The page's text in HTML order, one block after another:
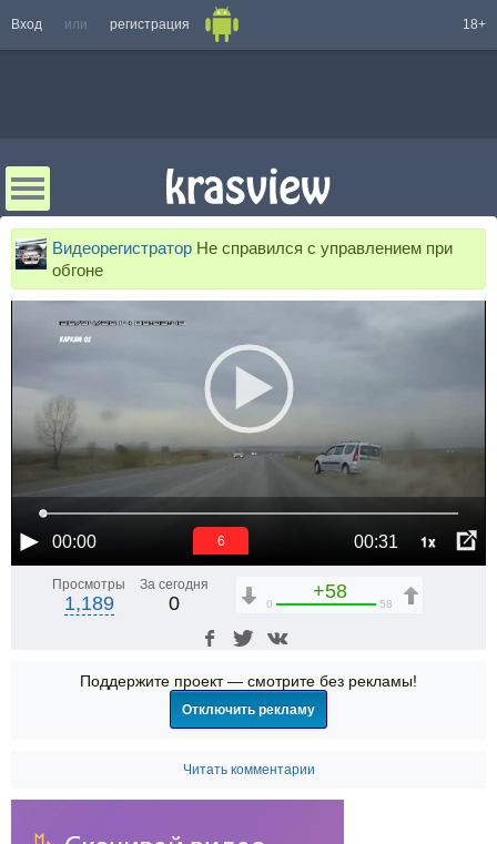
Вход или регистрация 18+
Видеорегистратор Не справился с управлением при
обгоне
00:00 00:31 1x
6
Просмотры
1,189
За сегодня
0
+58
0 58
Поддержите проект — смотрите без рекламы!
Отключить рекламу
Читать комментарии